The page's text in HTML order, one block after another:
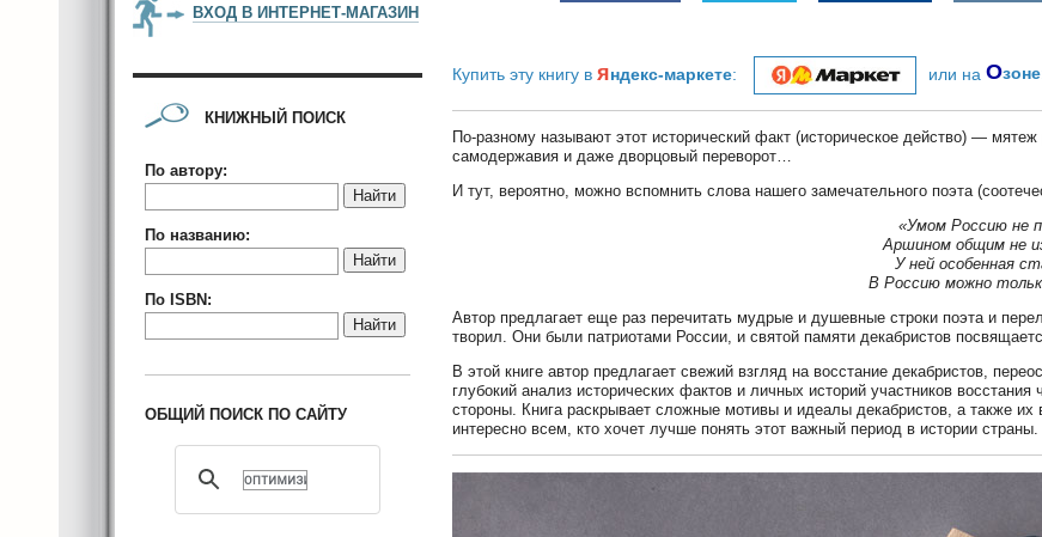
Купить эту книгу в яндекс-маркете: или на Озоне
По-разному называют этот исторический факт (историческое действо) —
самодержавия и даже дворцовый переворот…
И тут, вероятно, можно вспомнить слова нашего замечательного поэта
«Умом Россию не
Аршином общим не
У ней особенная
В Россию можно
Автор предлагает еще раз перечитать мудрые и душевные строки поэта и
творил. Они были патриотами России, и святой памяти декабристов
В этой книге автор предлагает свежий взгляд на восстание декабристов,
глубокий анализ исторических фактов и личных историй участников
стороны. Книга раскрывает сложные мотивы и идеалы декабристов, а также
интересно всем, кто хочет лучше понять этот важный период в истории страны.
ВХОД В ИНТЕРНЕТ-МАГАЗИН
КНИЖНЫЙ ПОИСК
По автору:
Найти
По названию:
Найти
По ISBN:
Найти
ОБЩИЙ ПОИСК ПО САЙТУ